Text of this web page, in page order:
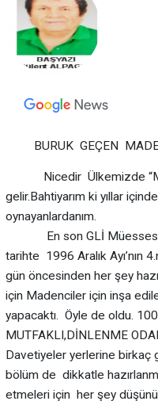
BURUK GEÇEN
Nicedir Ülkemizde
gelir.Bahtiyarım ki yıllar
oynayanlardanım.
En son GLİ
tarihte 1996 Aralık Ayı’nın
gün öncesinden her şey
için Madenciler için inşa
yapacaktı. Öyle de oldu.
MUTFAKLI,DİNLENME
Davetiyeler yerlerine birkaç
bölüm de dikkatle
etmeleri için her şey